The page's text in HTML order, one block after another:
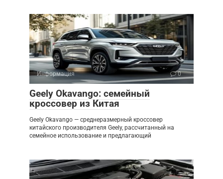
Информация 0
Geely Okavango: семейный
кроссовер из Китая
Geely Okavango — среднеразмерный кроссовер
китайского производителя Geely, рассчитанный на
семейное использование и предлагающий